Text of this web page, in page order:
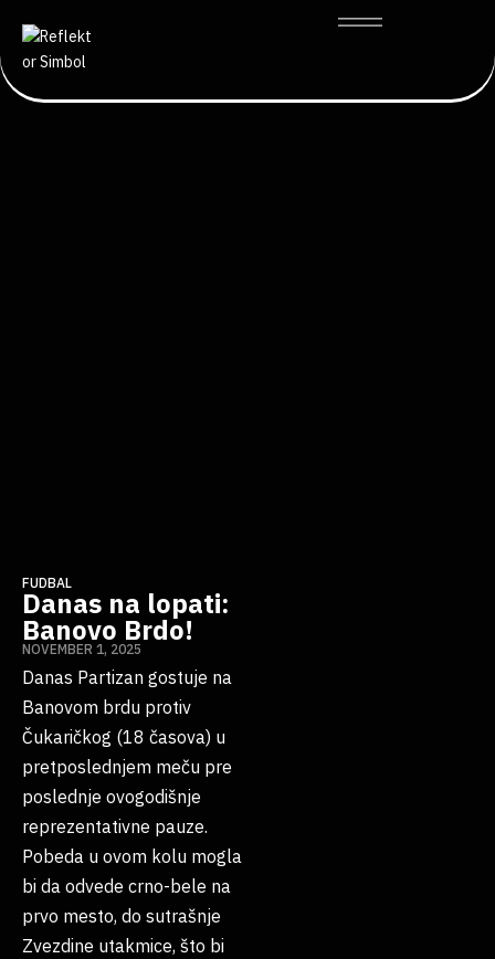
FUDBAL
Danas na lopati:
Banovo Brdo!
NOVEMBER 1, 2025
Danas Partizan gostuje na
Banovom brdu protiv
Čukaričkog (18 časova) u
pretposlednjem meču pre
poslednje ovogodišnje
reprezentativne pauze.
Pobeda u ovom kolu mogla
bi da odvede crno-bele na
prvo mesto, do sutrašnje
Zvezdine utakmice, što bi